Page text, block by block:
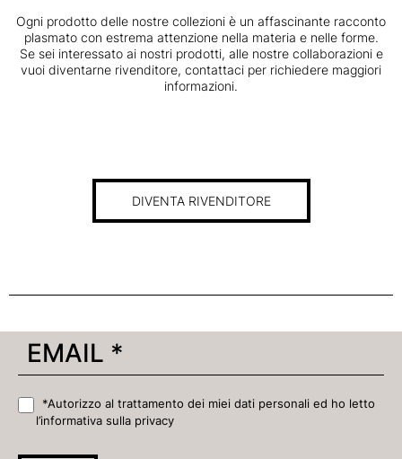
Ogni prodotto delle nostre collezioni è un affascinante racconto
plasmato con estrema attenzione nella materia e nelle forme.
Se sei interessato ai nostri prodotti, alle nostre collaborazioni e
vuoi diventarne rivenditore, contattaci per richiedere maggiori
informazioni.
DIVENTA RIVENDITORE
*Autorizzo al trattamento dei miei dati personali ed ho letto
l’informativa sulla privacy